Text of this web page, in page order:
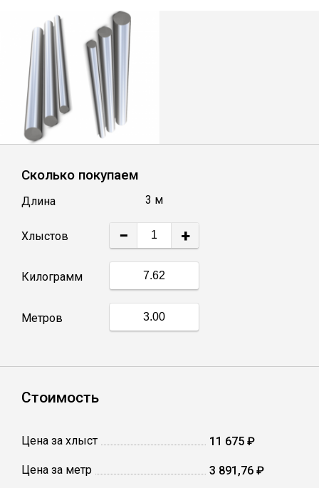
Уголок
Балка
Швеллер
Катанка
Профлист
Винтовые сваи
Сетка кладочная
Сколько покупаем
Длина 3 м
Хлыстов − +
Килограмм
Метров
Стоимость
Цена за хлыст 11 675 ₽
Цена за метр 3 891,76 ₽